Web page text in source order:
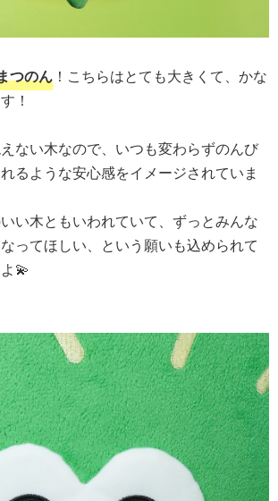
つのん ！こちらはとても大きくて、かな
！
ない木なので、いつも変わらずのんび
るような安心感をイメージされていま
い木ともいわれていて、ずっとみんな
ってほしい、という願いも込められて
💫